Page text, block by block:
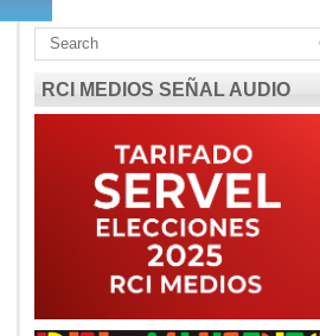
RCI MEDIOS SEÑAL AUDIO